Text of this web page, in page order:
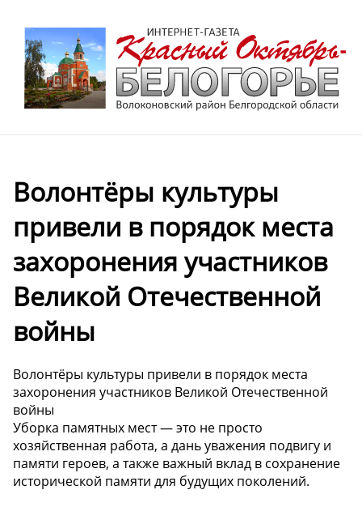
Волонтёры культуры
привели в порядок места
захоронения участников
Великой Отечественной
войны
Волонтёры культуры привели в порядок места
захоронения участников Великой Отечественной
войны
Уборка памятных мест — это не просто
хозяйственная работа, а дань уважения подвигу и
памяти героев, а также важный вклад в сохранение
исторической памяти для будущих поколений.